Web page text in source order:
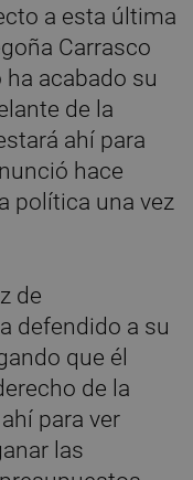
a esta última
Carrasco
ha acabado su
de la
ahí para
hace
política una vez
de
defendido a su
que él
de la
para ver
las